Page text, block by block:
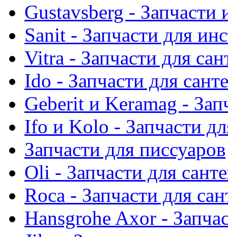
Gustavsberg - Запчасти
Sanit - Запчасти для
Vitra - Запчасти для
Ido - Запчасти для
Geberit и Keramag -
Ifo и Kolo - Запчасти
Запчасти для писсуаров
Oli - Запчасти для
Roca - Запчасти для
Hansgrohe Axor -